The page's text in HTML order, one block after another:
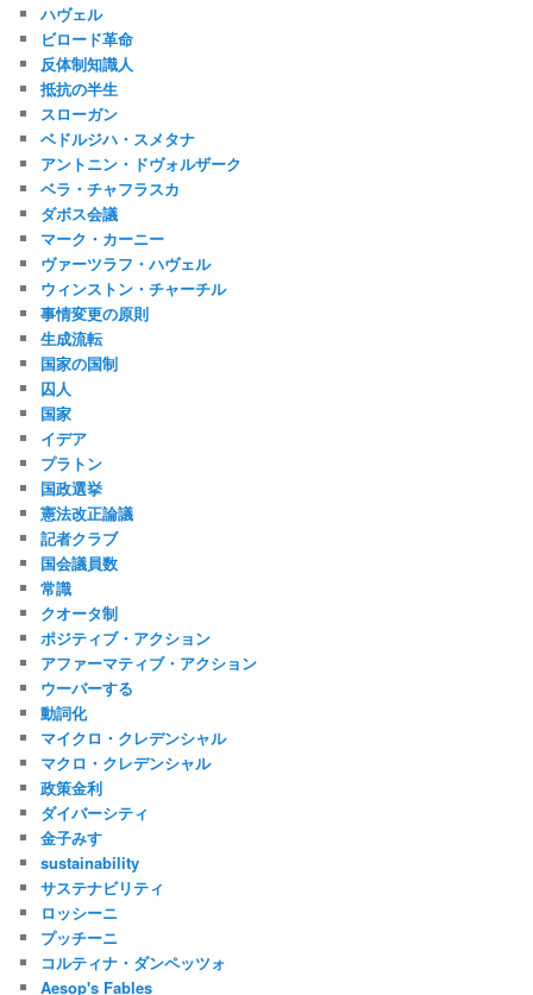
ハヴェル
ビロード革命
反体制知識人
抵抗の半生
スローガン
ベドルジハ・スメタナ
アントニン・ドヴォルザーク
ベラ・チャフラスカ
ダボス会議
マーク・カーニー
ヴァーツラフ・ハヴェル
ウィンストン・チャーチル
事情変更の原則
生成流転
国家の国制
囚人
国家
イデア
プラトン
国政選挙
憲法改正論議
記者クラブ
国会議員数
常識
クオータ制
ポジティブ・アクション
アファーマティブ・アクション
ウーバーする
動詞化
マイクロ・クレデンシャル
マクロ・クレデンシャル
政策金利
ダイバーシティ
金子みすゞ
sustainability
サステナビリティ
ロッシーニ
プッチーニ
コルティナ・ダンペッツォ
Aesop's Fables